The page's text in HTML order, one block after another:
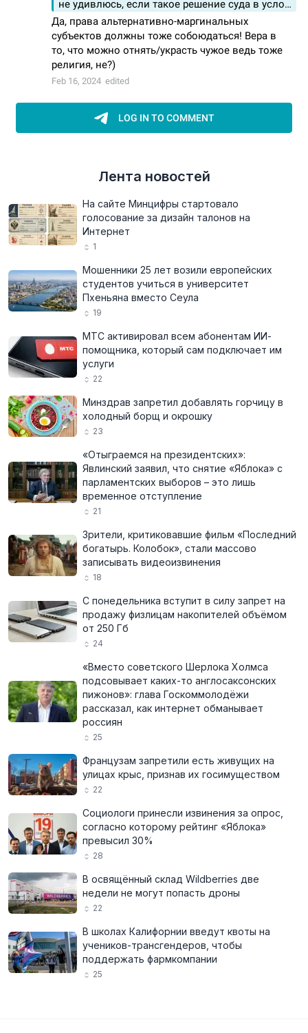
Лента новостей
На сайте Минцифры стартовало
голосование за дизайн талонов на
Интернет
1
Мошенники 25 лет возили европейских
студентов учиться в университет
Пхеньяна вместо Сеула
19
МТС активировал всем абонентам ИИ-
помощника, который сам подключает им
услуги
22
Минздрав запретил добавлять горчицу в
холодный борщ и окрошку
23
«Отыграемся на президентских»:
Явлинский заявил, что снятие «Яблока» с
парламентских выборов – это лишь
временное отступление
21
Зрители, критиковавшие фильм «Последний
богатырь. Колобок», стали массово
записывать видеоизвинения
18
С понедельника вступит в силу запрет на
продажу физлицам накопителей объёмом
от 250 Гб
24
«Вместо советского Шерлока Холмса
подсовывает каких-то англосаксонских
пижонов»: глава Госкоммолодёжи
рассказал, как интернет обманывает
россиян
25
Французам запретили есть живущих на
улицах крыс, признав их госимуществом
22
Социологи принесли извинения за опрос,
согласно которому рейтинг «Яблока»
превысил 30%
28
В освящённый склад Wildberries две
недели не могут попасть дроны
22
В школах Калифорнии введут квоты на
учеников-трансгендеров, чтобы
поддержать фармкомпании
25